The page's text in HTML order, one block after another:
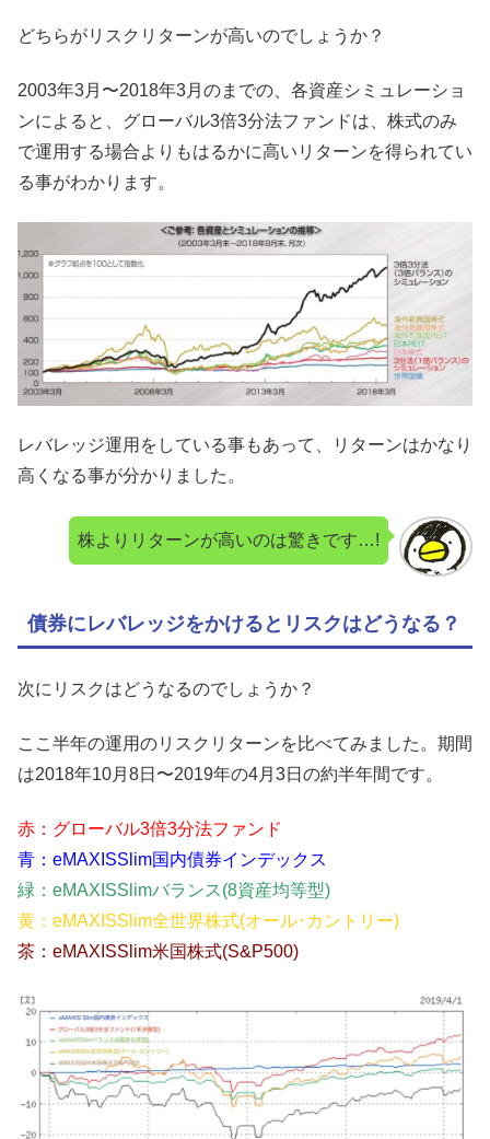
どちらがリスクリターンが高いのでしょうか？
2003年3月〜2018年3月のまでの、各資産シミュレーショ
ンによると、グローバル3倍3分法ファンドは、株式のみ
で運用する場合よりもはるかに高いリターンを得られてい
る事がわかります。
レバレッジ運用をしている事もあって、リターンはかなり
高くなる事が分かりました。
株よりリターンが高いのは驚きです…!
債券にレバレッジをかけるとリスクはどうなる？
次にリスクはどうなるのでしょうか？
ここ半年の運用のリスクリターンを比べてみました。期間
は2018年10月8日〜2019年の4月3日の約半年間です。
赤：グローバル3倍3分法ファンド
青：eMAXISSlim国内債券インデックス
緑：eMAXISSlimバランス(8資産均等型)
黄：eMAXISSlim全世界株式(オール･カントリー)
茶：eMAXISSlim米国株式(S&P500)